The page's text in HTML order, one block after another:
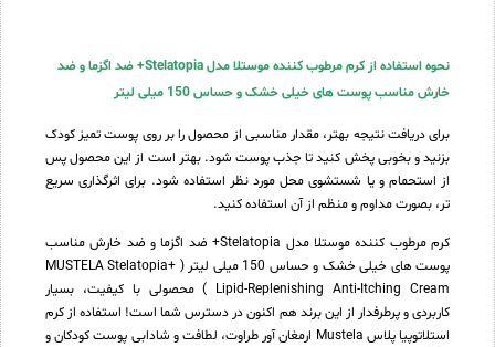
نحوه استفاده از کرم مرطوب کننده موستلا مدل Stelatopia+ ضد اگزما و ضد
خارش مناسب پوست های خیلی خشک و حساس 150 میلی لیتر
برای دریافت نتیجه بهتر، مقدار مناسبی از محصول را بر روی پوست تمیز کودک
بزنید و بخوبی پخش کنید تا جذب پوست شود. بهتر است از این محصول پس
از استحمام و یا شستشوی محل مورد نظر استفاده شود. برای اثرگذاری سریع
تر، بصورت مداوم و منظم از آن استفاده کنید.
کرم مرطوب کننده موستلا مدل Stelatopia+ ضد اگزما و ضد خارش مناسب
پوست های خیلی خشک و حساس 150 میلی لیتر ( MUSTELA Stelatopia+
Lipid-Replenishing Anti-Itching Cream ) محصولی با کیفیت، بسیار
کاربردی و پرطرفدار از این برند هم اکنون در دسترس شما است! استفاده از کرم
استلاتوپیا پلاس Mustela ارمغان آور طراوت، لطافت و شادابی پوست کودکان و